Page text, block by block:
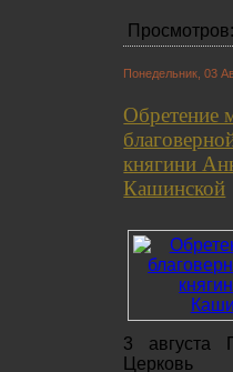
Просмотров:
Понедельник, 03
Обретение
княгини
Кашинской
3 августа
Церковь